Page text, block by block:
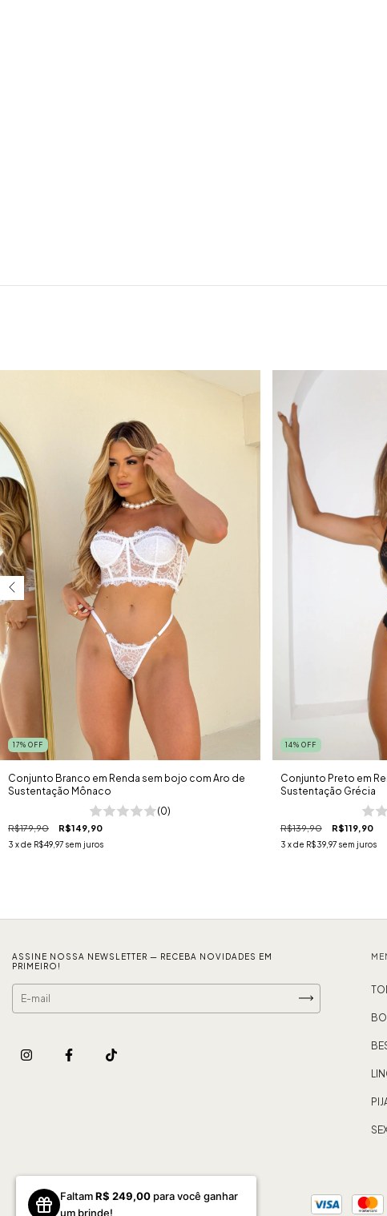
FaltamR$ 249,00 para você ganhar
um brinde!
17% OFF
Conjunto Branco em Renda sem bojo com Aro de
Sustentação Mônaco
(0)
R$179,90 R$149,90
3 x de R$49,97 sem juros
14% OFF
Conjunto Preto em
Sustentação Grécia
R$139,90 R$119,90
3 x de R$39,97 sem juros
ASSINE NOSSA NEWSLETTER — RECEBA NOVIDADES EM
PRIMEIRO!